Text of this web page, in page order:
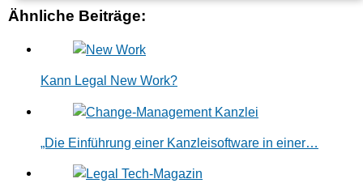
Ähnliche Beiträge:
Kann Legal New Work?
„Die Einführung einer Kanzleisoftware in einer…